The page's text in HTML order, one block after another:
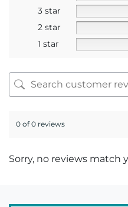
3 star
2 star
1 star
0 of 0 reviews
Sorry, no reviews match